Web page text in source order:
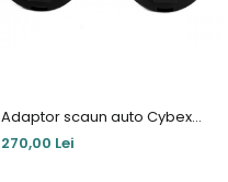
Adaptor scaun auto Cybex
carucior Balios S
270,00 Lei